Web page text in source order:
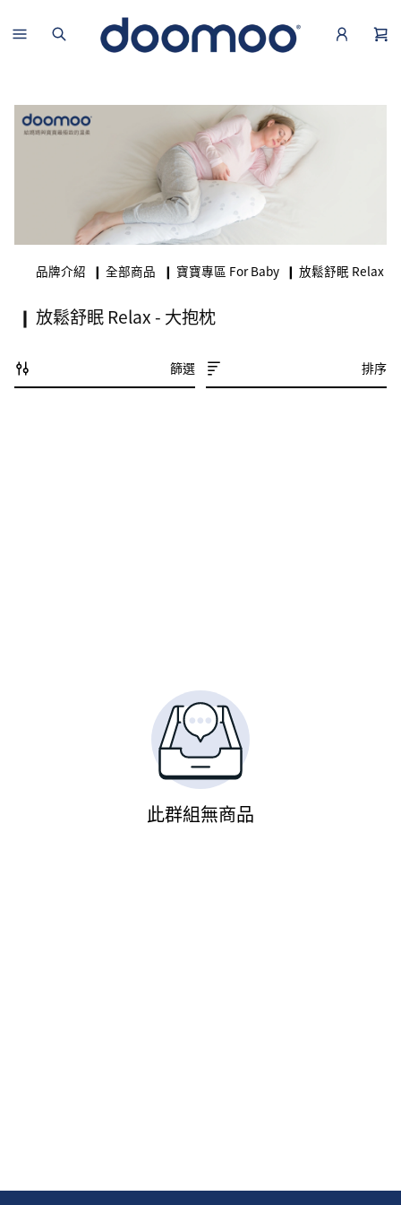
品牌介紹 ❙ 全部商品 ❙ 寶寶專區 For Baby ❙ 放鬆舒眠 Relax
❙ 放鬆舒眠 Relax - 大抱枕
篩選 排序
此群組無商品